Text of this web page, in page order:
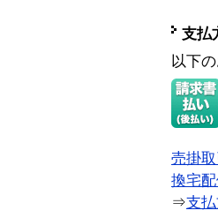
支払
以下
売掛
換宅
⇒支